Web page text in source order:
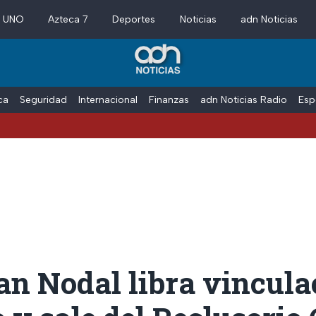
Azteca 7 Deportes Noticias adn Noticias
Seguridad Internacional Finanzas adn Noticias Radio
Nodal libra